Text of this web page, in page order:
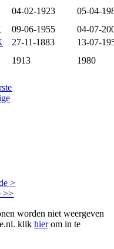
04-02-1923
05-04-
09-06-1955
04-07-
27-11-1883
13-07-
1913 1980
>
>>
worden niet weergeven
klik hierom in te